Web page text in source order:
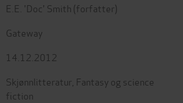
E.E. 'Doc' Smith (forfatter)
Gateway
14.12.2012
Skjønnlitteratur Fantasy og science
fiction